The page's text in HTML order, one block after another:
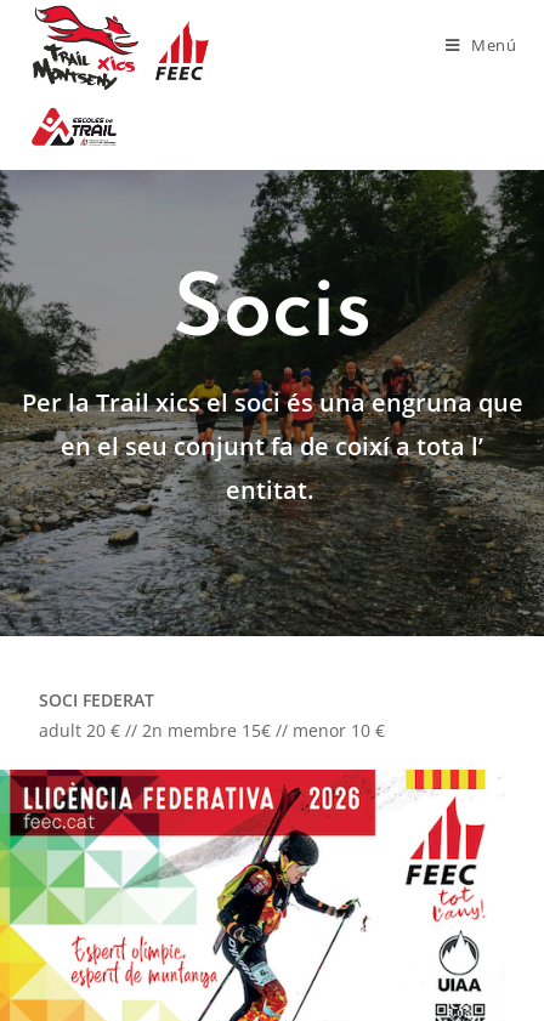
Menú
Socis
Per la Trail xics el soci és una engruna que
en el seu conjunt fa de coixí a tota l’
entitat.
SOCI FEDERAT
adult 20 € // 2n membre 15€ // menor 10 €